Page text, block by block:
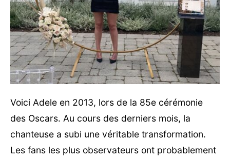
Voici Adele en 2013, lors de la 85e cérémonie
des Oscars. Au cours des derniers mois, la
chanteuse a subi une véritable transformation.
Les fans les plus observateurs ont probablement